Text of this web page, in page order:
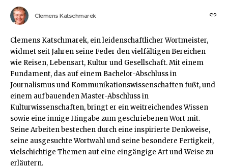
Clemens Katschmarek
Clemens Katschmarek, ein leidenschaftlicher Wortmeister,
widmet seit Jahren seine Feder den vielfältigen Bereichen
wie Reisen, Lebensart, Kultur und Gesellschaft. Mit einem
Fundament, das auf einem Bachelor-Abschluss in
Journalismus und Kommunikationswissenschaften fußt, und
einem aufbauenden Master-Abschluss in
Kulturwissenschaften, bringt er ein weitreichendes Wissen
sowie eine innige Hingabe zum geschriebenen Wort mit.
Seine Arbeiten bestechen durch eine inspirierte Denkweise,
seine ausgesuchte Wortwahl und seine besondere Fertigkeit,
vielschichtige Themen auf eine eingängige Art und Weise zu
erläutern.